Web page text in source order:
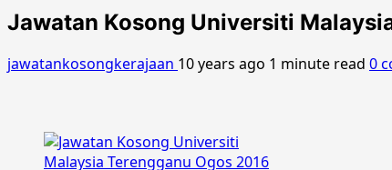
Jawatan Kosong Universiti
jawatankosongkerajaan 10 years ago 1 minute read 0